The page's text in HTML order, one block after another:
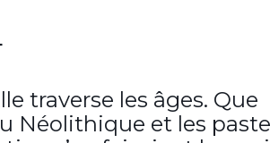
traverse les âges. Que
Néolithique et les